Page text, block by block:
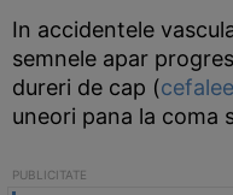
In accidentele
semnele apar
dureri de cap (cefalee
uneori pana la coma